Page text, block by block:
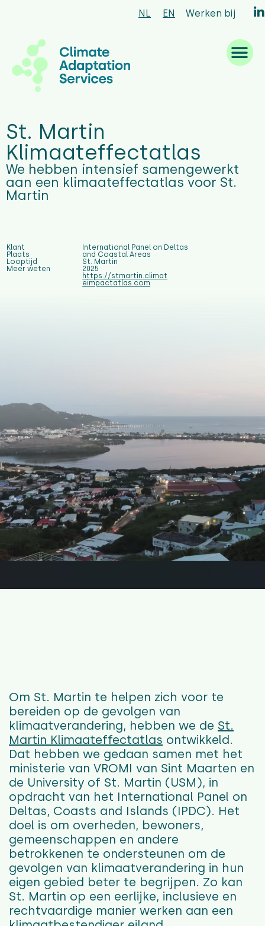
NL EN Werken bij
St. Martin
Klimaateffectatlas
We hebben intensief samengewerkt
aan een klimaateffectatlas voor St.
Martin
Klant
Plaats
Looptijd
Meer weten
International Panel on Deltas
and Coastal Areas
St. Martin
2025
https://stmartin.climat
eimpactatlas.com
Om St. Martin te helpen zich voor te
bereiden op de gevolgen van
klimaatverandering, hebben we de St.
Martin Klimaateffectatlas ontwikkeld.
Dat hebben we gedaan samen met het
ministerie van VROMI van Sint Maarten en
de University of St. Martin (USM), in
opdracht van het International Panel on
Deltas, Coasts and Islands (IPDC). Het
doel is om overheden, bewoners,
gemeenschappen en andere
betrokkenen te ondersteunen om de
gevolgen van klimaatverandering in hun
eigen gebied beter te begrijpen. Zo kan
St. Martin op een eerlijke, inclusieve en
rechtvaardige manier werken aan een